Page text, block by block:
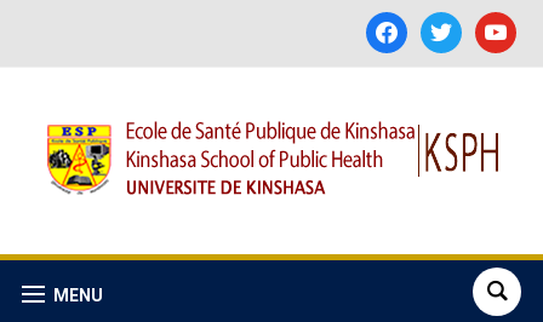
facebooktwitter youtube
MENU